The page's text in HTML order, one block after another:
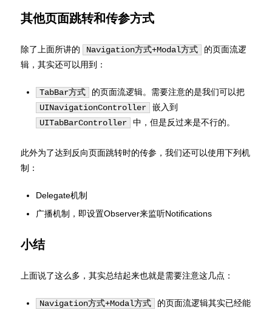
其他页面跳转和传参方式
除了上面所讲的 Navigation方式+Modal方式
的页面流逻
辑，其实还可以用到：
TabBar方式
的页面流逻辑。需要注意的是我们可以把
UINavigationController
嵌入到
UITabBarController
中，但是反过来是不行的。
此外为了达到反向页面跳转时的传参，我们还可以使用下列机
制：
Delegate机制
广播机制，即设置Observer来监听Notifications
小结
上面说了这么多，其实总结起来也就是需要注意这几点：
Navigation方式+Modal方式
的页面流逻辑其实已经能